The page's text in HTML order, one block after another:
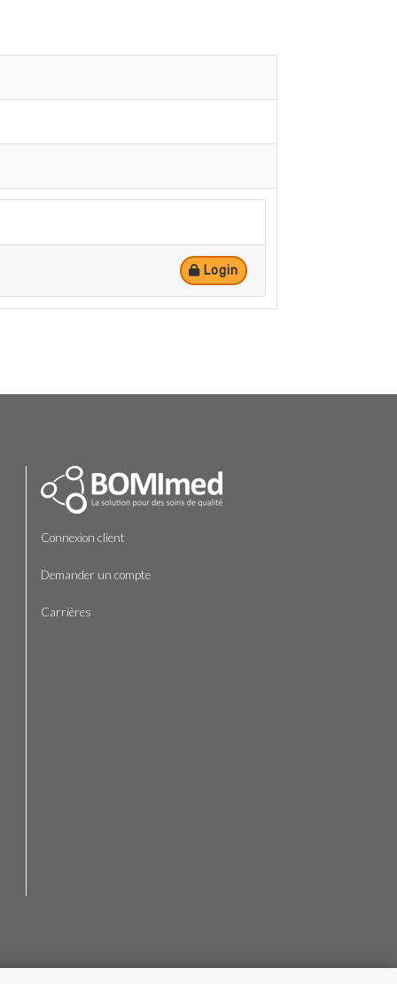
Login
Connexion client
Demander un compte
Carrières